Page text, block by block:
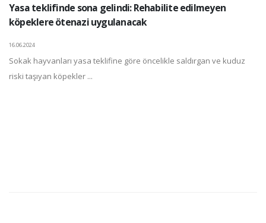
Yasa teklifinde sona gelindi: Rehabilite edilmeyen
köpeklere ötenazi uygulanacak
16.06.2024
Sokak hayvanları yasa teklifine göre öncelikle saldırgan ve kuduz
riski taşıyan köpekler ...